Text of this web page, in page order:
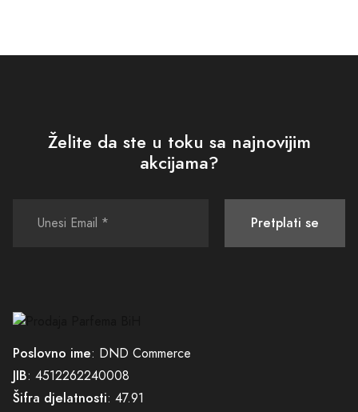
Želite da ste u toku sa najnovijim
akcijama?
Pretplati se
Poslovno ime: DND Commerce
JIB: 4512262240008
Šifra djelatnosti: 47.91